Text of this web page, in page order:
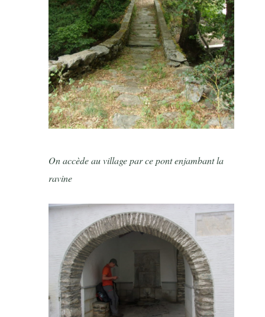
On accède au village par ce pont enjambant la
ravine